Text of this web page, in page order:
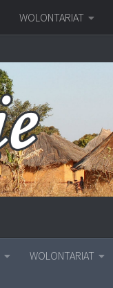
WOLONTARIAT
WOLONTARIAT